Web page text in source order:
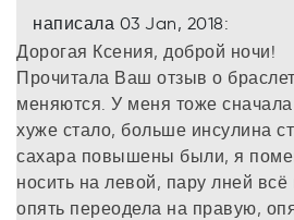
написала 03 Jan, 2018:
Дорогая Ксения, доброй ночи!
Прочитала Ваш отзыв о
меняются. У меня тоже
хуже стало, больше инсулина
сахара повышены были, я
носить на левой, пару лней
опять переодела на правую,